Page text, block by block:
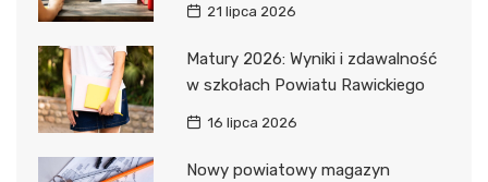
21 lipca 2026
Matury 2026: Wyniki i zdawalność
w szkołach Powiatu Rawickiego
16 lipca 2026
Nowy powiatowy magazyn